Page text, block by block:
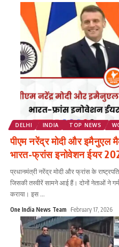
DELHI INDIA TOP NEWS
पीएम नरेंद्र मोदी और इमैनुएल
भारत-फ्रांस इनोवेशन ईयर
प्रधानमंत्री नरेंद्र मोदी और फ्रांस के
जिसकी तस्वीरें सामने आई हैं। दोनों नेताओं ने
कराया। इस ...
One India News Team February 17, 2026